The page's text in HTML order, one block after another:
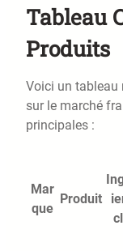
Tableau
Produits
Voici un tableau
sur le marché
principales :
Mar
que
Produit